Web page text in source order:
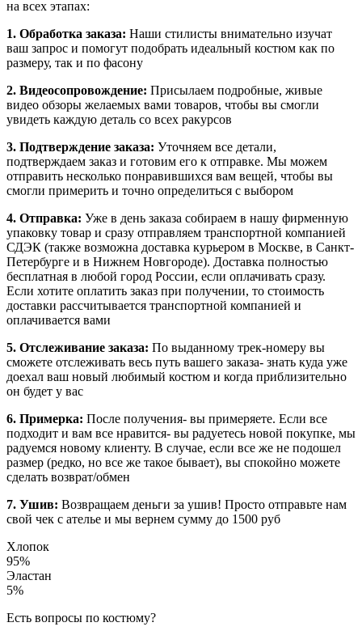
на всех этапах:
1. Обработка заказа: Наши стилисты внимательно изучат
ваш запрос и помогут подобрать идеальный костюм как по
размеру, так и по фасону
2. Видеосопровождение: Присылаем подробные, живые
видео обзоры желаемых вами товаров, чтобы вы смогли
увидеть каждую деталь со всех ракурсов
3. Подтверждение заказа: Уточняем все детали,
подтверждаем заказ и готовим его к отправке. Мы можем
отправить несколько понравившихся вам вещей, чтобы вы
смогли примерить и точно определиться с выбором
4. Отправка: Уже в день заказа собираем в нашу фирменную
упаковку товар и сразу отправляем транспортной компанией
СДЭК (также возможна доставка курьером в Москве, в Санкт-
Петербурге и в Нижнем Новгороде). Доставка полностью
бесплатная в любой город России, если оплачивать сразу.
Если хотите оплатить заказ при получении, то стоимость
доставки рассчитывается транспортной компанией и
оплачивается вами
5. Отслеживание заказа: По выданному трек-номеру вы
сможете отслеживать весь путь вашего заказа- знать куда уже
доехал ваш новый любимый костюм и когда приблизительно
он будет у вас
6. Примерка: После получения- вы примеряете. Если все
подходит и вам все нравится- вы радуетесь новой покупке, мы
радуемся новому клиенту. В случае, если все же не подошел
размер (редко, но все же такое бывает), вы спокойно можете
сделать возврат/обмен
7. Ушив: Возвращаем деньги за ушив! Просто отправьте нам
свой чек с ателье и мы вернем сумму до 1500 руб
Хлопок
95%
Эластан
5%
Есть вопросы по костюму?